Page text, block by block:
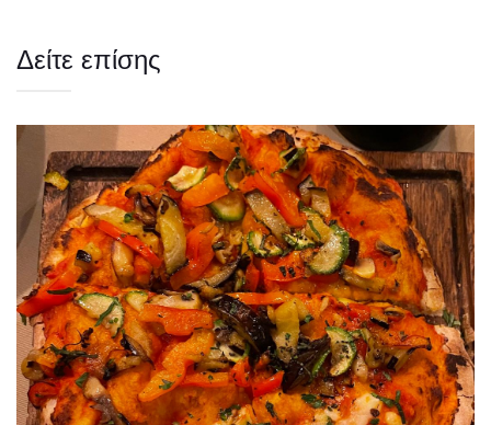
Δείτε επίσης
Πίτσα με αντιοξειδωτικά
Αθλητικά γεύματα Γεύματα Θρεπτικά σνακ Παιδικά
Μενού Συνταγές